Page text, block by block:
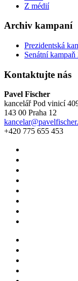
Z médií
Archiv kampaní
Prezidentská
Senátní
Kontaktujte nás
Pavel Fischer
kancelář Pod vinicí
143 00 Praha 12
+420 775 655 453